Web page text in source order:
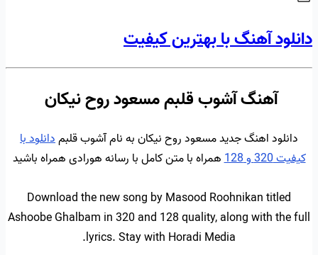
دانلود آهنگ با بهترین کیفیت
آهنگ آشوب قلبم مسعود روح نیکان
دانلود اهنگ جدید مسعود روح نیکان به نام آشوب قلبمدانلود با
کیفیت 320 و 128
همراه با متن کامل با رسانه هورادی همراه باشید
Download the new song by Masood Roohnikan titled
Ashoobe Ghalbam in 320 and 128 quality, along with the full
lyrics. Stay with Horadi Media.